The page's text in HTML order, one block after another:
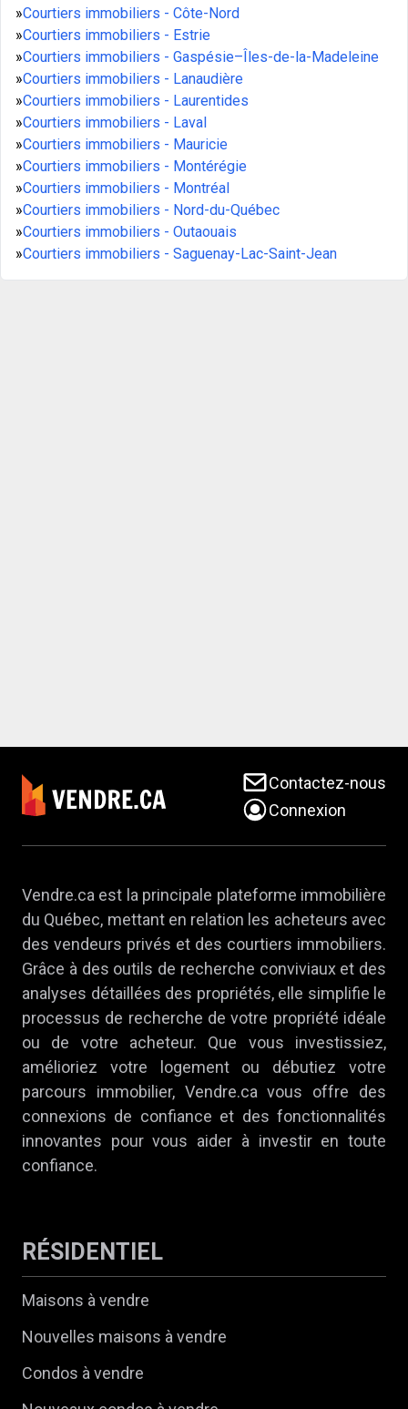
»Courtiers immobiliers - Côte-Nord
»Courtiers immobiliers - Estrie
»Courtiers immobiliers - Gaspésie–Îles-de-la-Madeleine
»Courtiers immobiliers - Lanaudière
»Courtiers immobiliers - Laurentides
»Courtiers immobiliers - Laval
»Courtiers immobiliers - Mauricie
»Courtiers immobiliers - Montérégie
»Courtiers immobiliers - Montréal
»Courtiers immobiliers - Nord-du-Québec
»Courtiers immobiliers - Outaouais
»Courtiers immobiliers - Saguenay-Lac-Saint-Jean
Contactez-nous
Connexion
Vendre.ca est la principale plateforme immobilière
du Québec, mettant en relation les acheteurs avec
des vendeurs privés et des courtiers immobiliers.
Grâce à des outils de recherche conviviaux et des
analyses détaillées des propriétés, elle simplifie le
processus de recherche de votre propriété idéale
ou de votre acheteur. Que vous investissiez,
amélioriez votre logement ou débutiez votre
parcours immobilier, Vendre.ca vous offre des
connexions de confiance et des fonctionnalités
innovantes pour vous aider à investir en toute
confiance.
RÉSIDENTIEL
Maisons à vendre
Nouvelles maisons à vendre
Condos à vendre